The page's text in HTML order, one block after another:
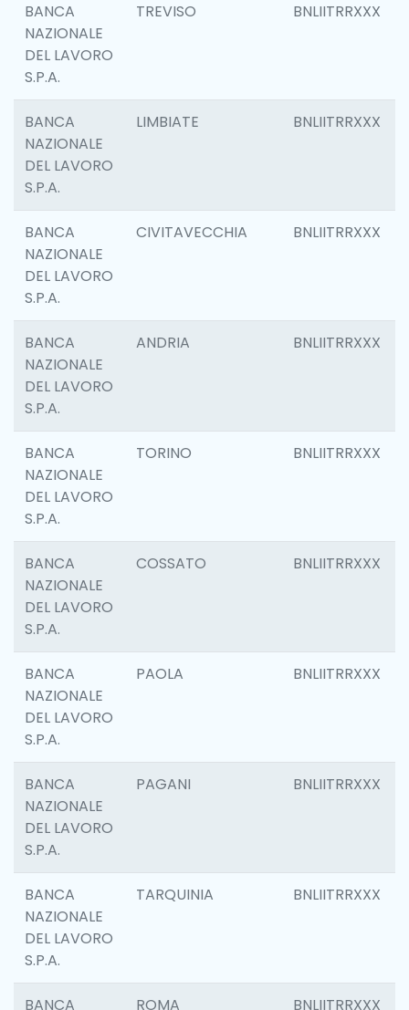
BANCA
NAZIONALE
DEL LAVORO
S.P.A.
TREVISO BNLIITRRXXX
BANCA
NAZIONALE
DEL LAVORO
S.P.A.
LIMBIATE BNLIITRRXXX
BANCA
NAZIONALE
DEL LAVORO
S.P.A.
CIVITAVECCHIA BNLIITRRXXX
BANCA
NAZIONALE
DEL LAVORO
S.P.A.
ANDRIA BNLIITRRXXX
BANCA
NAZIONALE
DEL LAVORO
S.P.A.
TORINO BNLIITRRXXX
BANCA
NAZIONALE
DEL LAVORO
S.P.A.
COSSATO BNLIITRRXXX
BANCA
NAZIONALE
DEL LAVORO
S.P.A.
PAOLA BNLIITRRXXX
BANCA
NAZIONALE
DEL LAVORO
S.P.A.
PAGANI BNLIITRRXXX
BANCA
NAZIONALE
DEL LAVORO
S.P.A.
TARQUINIA BNLIITRRXXX
BANCA
ROMA BNLIITRRXXX